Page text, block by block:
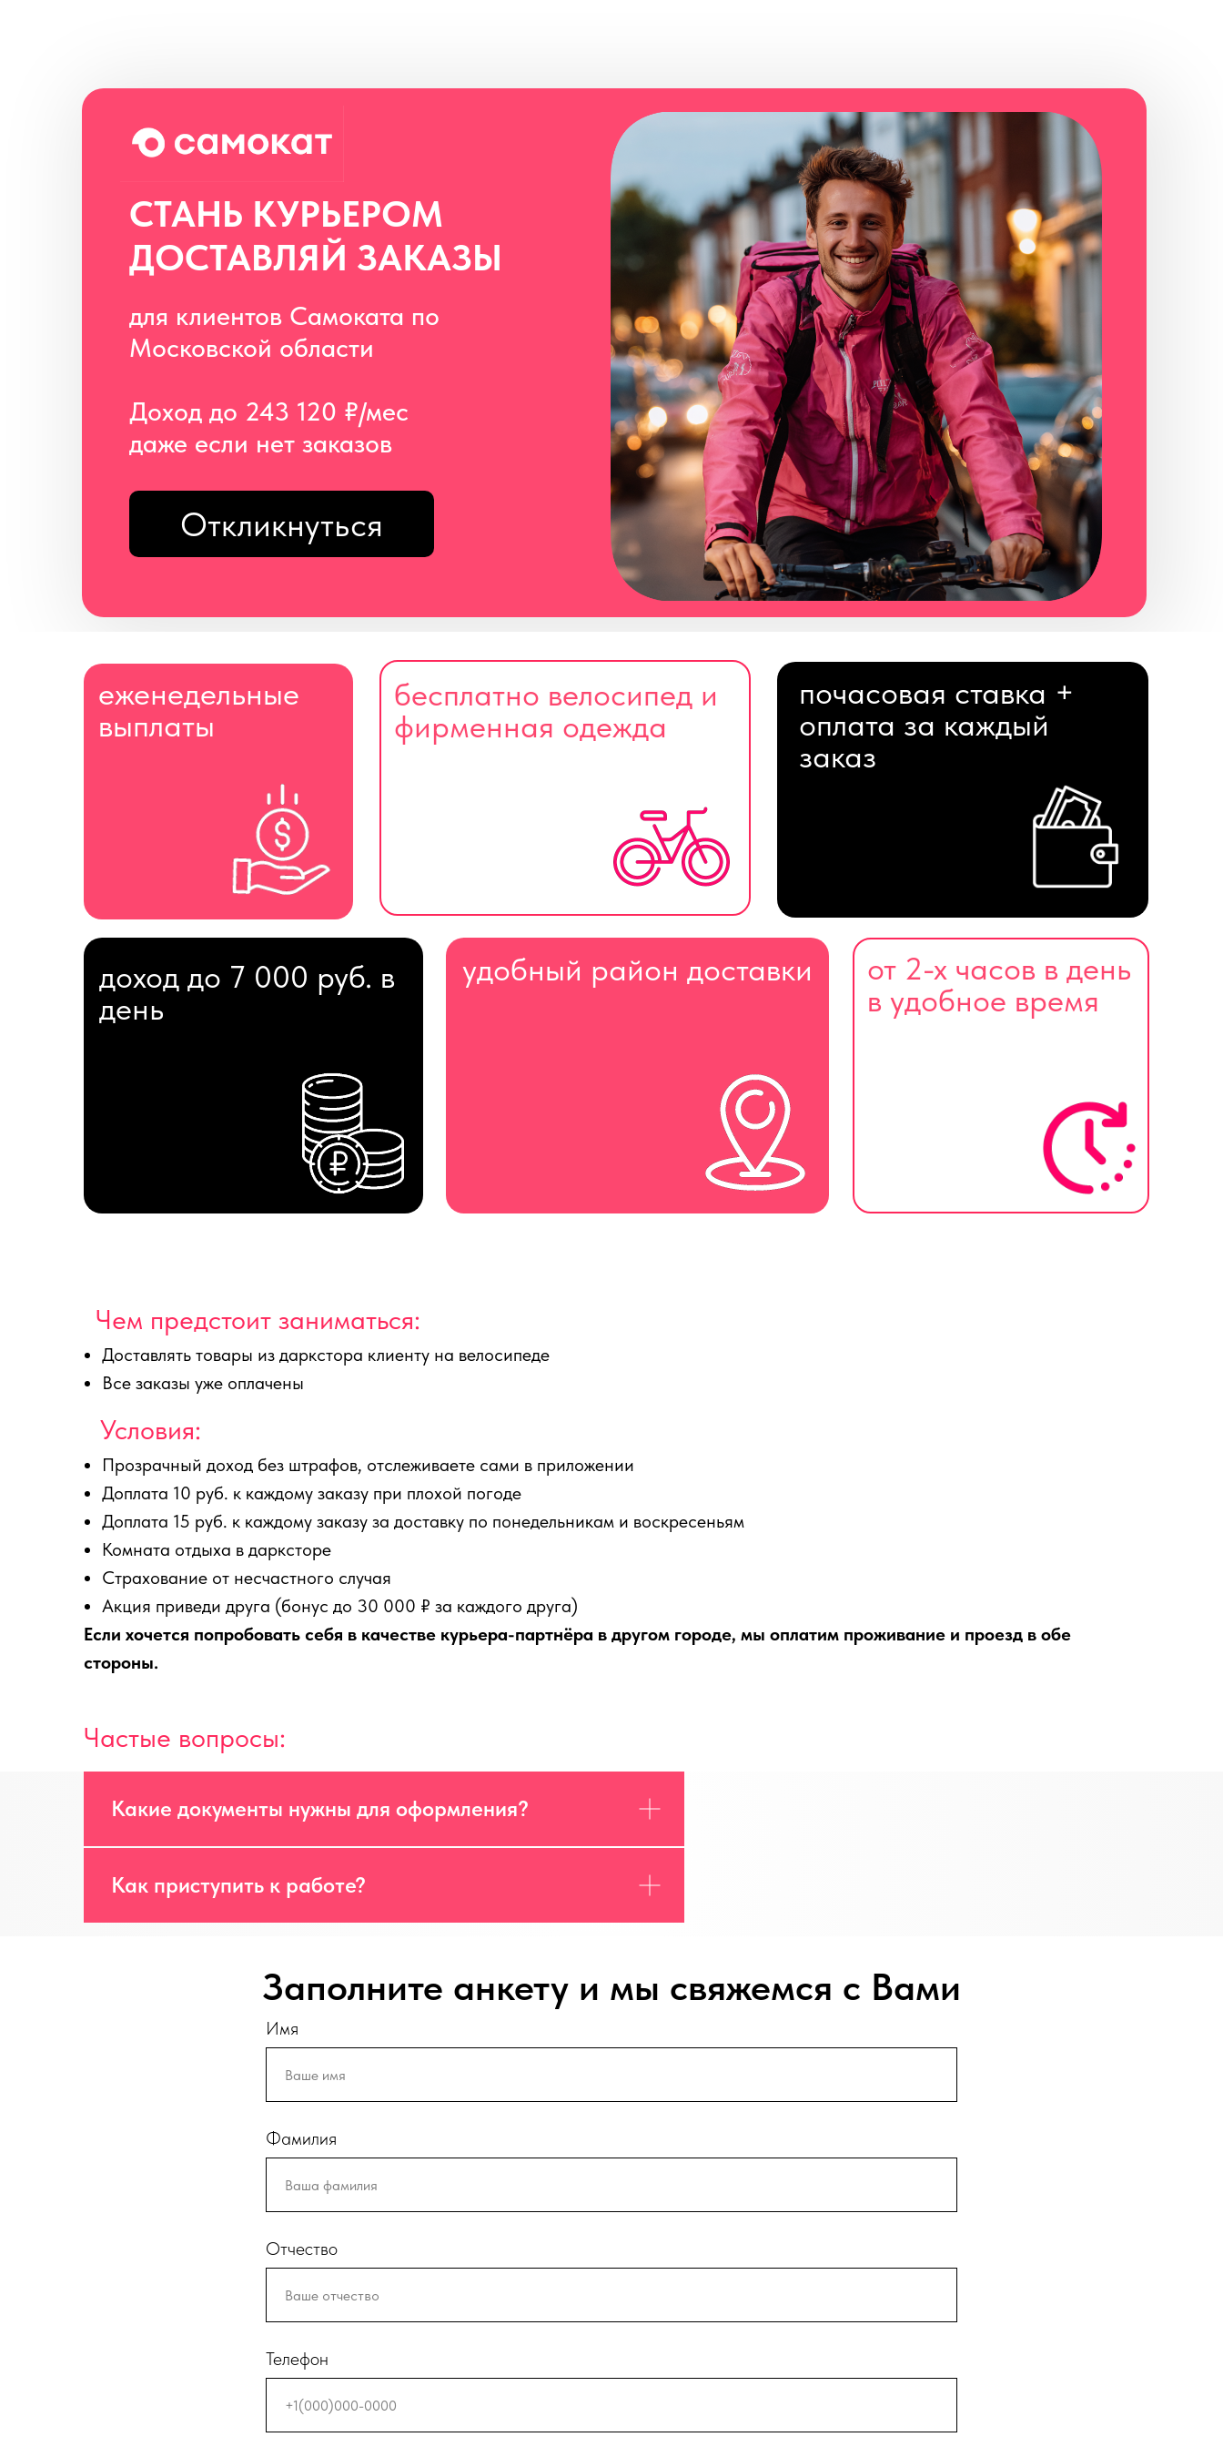
СТАНЬ КУРЬЕРОМ
ДОСТАВЛЯЙ ЗАКАЗЫ
для клиентов Самоката по
Московской области
Доход до 243 120 ₽/мес
даже если нет заказов
Откликнуться
еженедельные
выплаты
бесплатно велосипед и
фирменная одежда
от 2-х часов в день
в удобное время
удобный район доставки
доход до 7 000 руб. в
день
почасовая ставка +
оплата за каждый
заказ
Доставлять товары из даркстора клиенту на велосипеде
Все заказы уже оплачены
Чем предстоит заниматься:
Прозрачный доход без штрафов, отслеживаете сами в приложении
Доплата 10 руб. к каждому заказу при плохой погоде
Доплата 15 руб. к каждому заказу за доставку по понедельникам и воскресеньям
Комната отдыха в дарксторе
Страхование от несчастного случая
Акция приведи друга (бонус до 30 000 ₽ за каждого друга)
Условия:
Если хочется попробовать себя в качестве курьера-партнёра в другом городе, мы оплатим проживание и проезд в обе
стороны.
Частые вопросы:
Какие документы нужны для оформления?
Как приступить к работе?
Заполните анкету и мы свяжемся с Вами
Имя
Фамилия
Отчество
Телефон